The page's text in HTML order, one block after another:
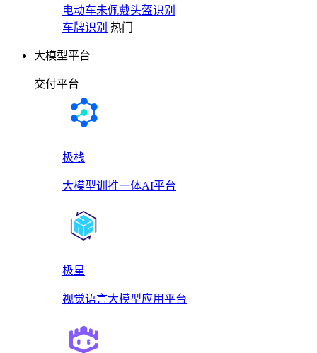
电动车未佩戴头盔识别
车牌识别 热门
大模型平台
交付平台
极栈
大模型训推一体AI平台
极星
视觉语言大模型应用平台